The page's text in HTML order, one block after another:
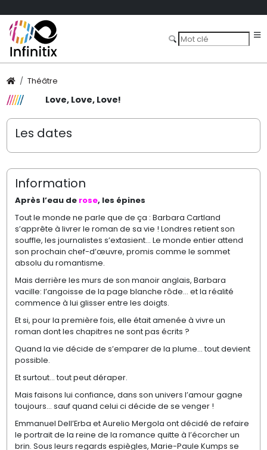
Théâtre
Love, Love, Love!
Les dates
Information
Après l’eau de rose, les épines
Tout le monde ne parle que de ça : Barbara Cartland
s’apprête à livrer le roman de sa vie ! Londres retient son
souffle, les journalistes s’extasient… Le monde entier attend
son prochain chef-d’œuvre, promis comme le sommet
absolu du romantisme.
Mais derrière les murs de son manoir anglais, Barbara
vacille: l’angoisse de la page blanche rôde… et la réalité
commence à lui glisser entre les doigts.
Et si, pour la première fois, elle était amenée à vivre un
roman dont les chapitres ne sont pas écrits ?
Quand la vie décide de s’emparer de la plume… tout devient
possible.
Et surtout… tout peut déraper.
Mais faisons lui confiance, dans son univers l’amour gagne
toujours… sauf quand celui ci décide de se venger !
Emmanuel Dell’Erba et Aurelio Mergola ont décidé de refaire
le portrait de la reine de la romance quitte à l’écorcher un
brin. Sous leurs regards espiègles, Marie-Paule Kumps se